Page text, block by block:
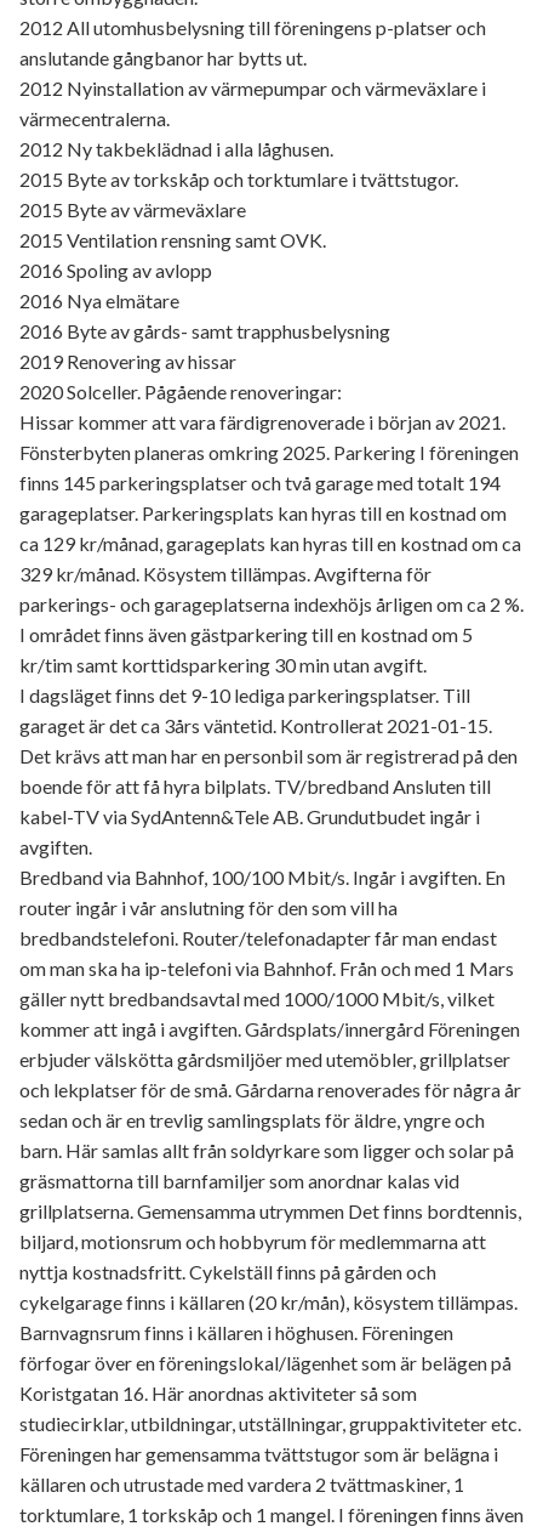
2012 All utomhusbelysning till föreningens p-platser och
anslutande gångbanor har bytts ut.
2012 Nyinstallation av värmepumpar och värmeväxlare i
värmecentralerna.
2012 Ny takbeklädnad i alla låghusen.
2015 Byte av torkskåp och torktumlare i tvättstugor.
2015 Byte av värmeväxlare
2015 Ventilation rensning samt OVK.
2016 Spoling av avlopp
2016 Nya elmätare
2016 Byte av gårds- samt trapphusbelysning
2019 Renovering av hissar
2020 Solceller. Pågående renoveringar:
Hissar kommer att vara färdigrenoverade i början av 2021.
Fönsterbyten planeras omkring 2025. Parkering I föreningen
finns 145 parkeringsplatser och två garage med totalt 194
garageplatser. Parkeringsplats kan hyras till en kostnad om
ca 129 kr/månad, garageplats kan hyras till en kostnad om ca
329 kr/månad. Kösystem tillämpas. Avgifterna för
parkerings- och garageplatserna indexhöjs årligen om ca 2 %.
I området finns även gästparkering till en kostnad om 5
kr/tim samt korttidsparkering 30 min utan avgift.
I dagsläget finns det 9-10 lediga parkeringsplatser. Till
garaget är det ca 3års väntetid. Kontrollerat 2021-01-15.
Det krävs att man har en personbil som är registrerad på den
boende för att få hyra bilplats. TV/bredband Ansluten till
kabel-TV via SydAntenn&Tele AB. Grundutbudet ingår i
avgiften.
Bredband via Bahnhof, 100/100 Mbit/s. Ingår i avgiften. En
router ingår i vår anslutning för den som vill ha
bredbandstelefoni. Router/telefonadapter får man endast
om man ska ha ip-telefoni via Bahnhof. Från och med 1 Mars
gäller nytt bredbandsavtal med 1000/1000 Mbit/s, vilket
kommer att ingå i avgiften. Gårdsplats/innergård Föreningen
erbjuder välskötta gårdsmiljöer med utemöbler, grillplatser
och lekplatser för de små. Gårdarna renoverades för några år
sedan och är en trevlig samlingsplats för äldre, yngre och
barn. Här samlas allt från soldyrkare som ligger och solar på
gräsmattorna till barnfamiljer som anordnar kalas vid
grillplatserna. Gemensamma utrymmen Det finns bordtennis,
biljard, motionsrum och hobbyrum för medlemmarna att
nyttja kostnadsfritt. Cykelställ finns på gården och
cykelgarage finns i källaren (20 kr/mån), kösystem tillämpas.
Barnvagnsrum finns i källaren i höghusen. Föreningen
förfogar över en föreningslokal/lägenhet som är belägen på
Koristgatan 16. Här anordnas aktiviteter så som
studiecirklar, utbildningar, utställningar, gruppaktiviteter etc.
Föreningen har gemensamma tvättstugor som är belägna i
källaren och utrustade med vardera 2 tvättmaskiner, 1
torktumlare, 1 torkskåp och 1 mangel. I föreningen finns även